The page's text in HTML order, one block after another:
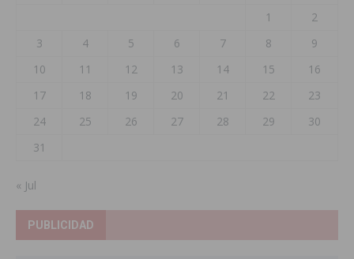
1
2
3
4 5 6 7 8
9
10
11 12 13 14 15
16
17
18 19 20 21 22
23
24
25 26 27 28 29
30
31
« Jul
PUBLICIDAD